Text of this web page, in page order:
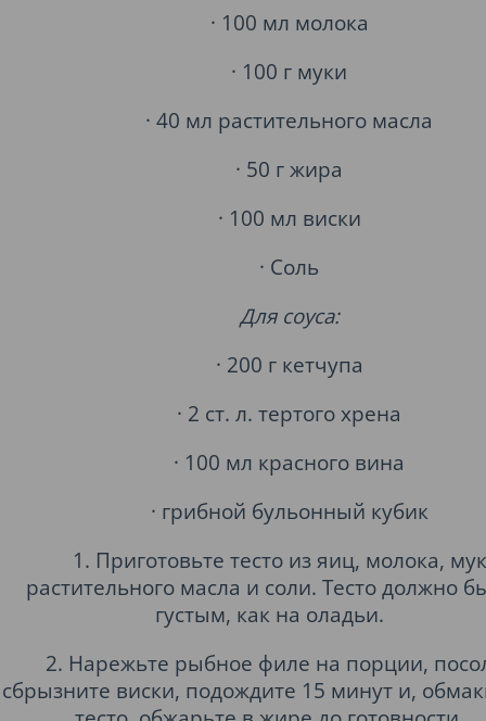
· 100 мл молока
· 100 г муки
· 40 мл растительного масла
· 50 г жира
· 100 мл виски
· Соль
Для соуса:
· 200 г кетчупа
· 2 ст. л. тертого хрена
· 100 мл красного вина
· грибной бульонный кубик
1. Приготовьте тесто из яиц, молока,
растительного масла и соли. Тесто должно
густым, как на оладьи.
2. Нарежьте рыбное филе на порции,
сбрызните виски, подождите 15 минут и,